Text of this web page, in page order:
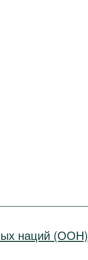
наций (ООН)